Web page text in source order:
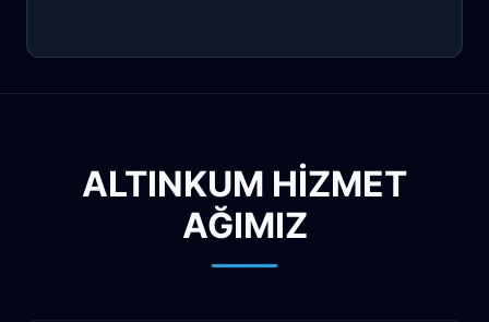
ALTINKUM HİZMET
AĞIMIZ